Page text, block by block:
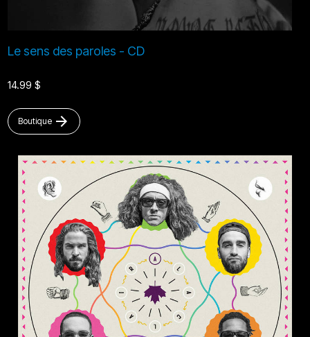
Le sens des paroles - CD
14.99 $
Boutique arrow_forward